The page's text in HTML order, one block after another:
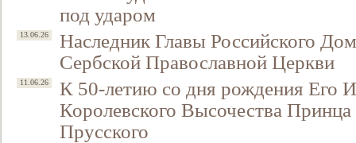
под ударом
13.06.26
Наследник Главы Российского
Сербской Православной Церкви
11.06.26
К 50-летию со дня рождения Его
Королевского Высочества
Прусского